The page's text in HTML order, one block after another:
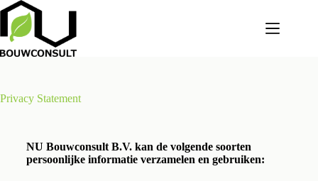
Privacy Statement
NU Bouwconsult B.V. kan de volgende soorten
persoonlijke informatie verzamelen en gebruiken: